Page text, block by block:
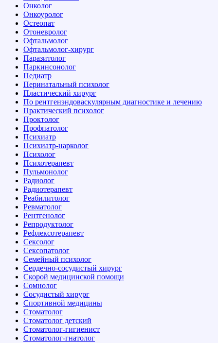
Онколог
Онкоуролог
Остеопат
Отоневролог
Офтальмолог
Офтальмолог-хирург
Паразитолог
Паркинсонолог
Педиатр
Перинатальный психолог
Пластический хирург
По рентгенэндоваскулярным диагностике и лечению
Практический психолог
Проктолог
Профпатолог
Психиатр
Психиатр-нарколог
Психолог
Психотерапевт
Пульмонолог
Радиолог
Радиотерапевт
Реабилитолог
Ревматолог
Рентгенолог
Репродуктолог
Рефлексотерапевт
Сексолог
Сексопатолог
Семейный психолог
Сердечно-сосудистый хирург
Скорой медицинской помощи
Сомнолог
Сосудистый хирург
Спортивной медицины
Стоматолог
Стоматолог детский
Стоматолог-гигиенист
Стоматолог-гнатолог